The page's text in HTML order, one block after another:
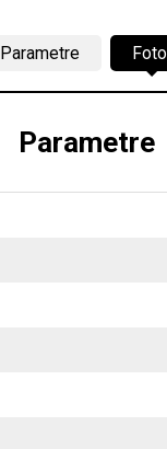
Parametre Foto
Parametre